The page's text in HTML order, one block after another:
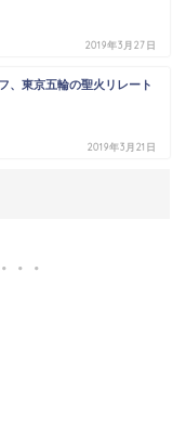
2019年3月27日
、東京五輪の聖火リレート
2019年3月21日